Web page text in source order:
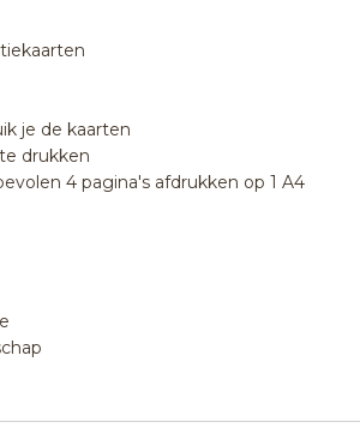
je de kaarten
drukken
4 pagina's afdrukken op 1 A4